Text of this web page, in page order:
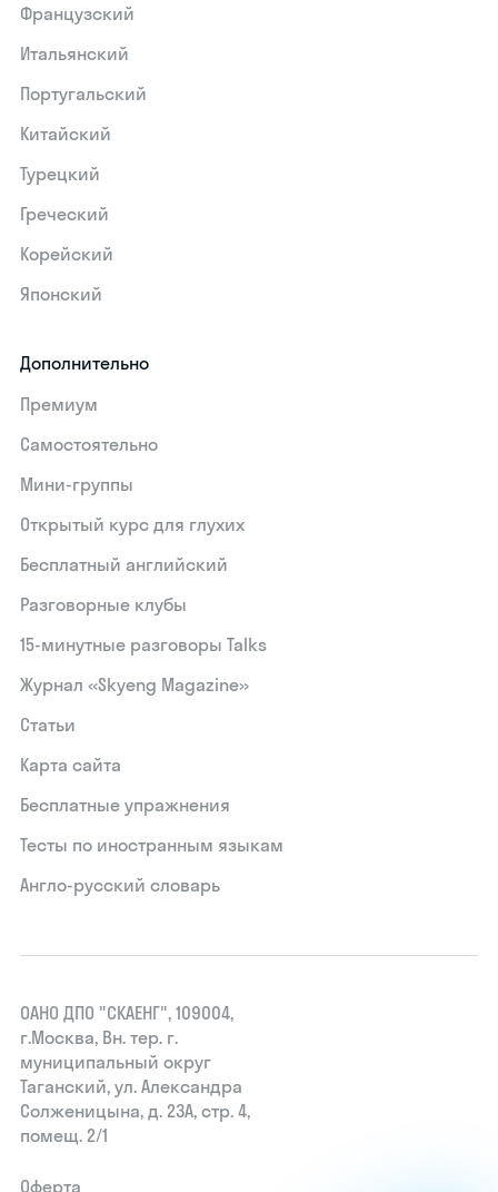
Французский
Итальянский
Португальский
Китайский
Турецкий
Греческий
Корейский
Японский
Дополнительно
Премиум
Самостоятельно
Мини-группы
Открытый курс для глухих
Бесплатный английский
Разговорные клубы
15‑минутные разговоры Talks
Журнал «Skyeng Magazine»
Статьи
Карта сайта
Бесплатные упражнения
Тесты по иностранным языкам
Англо-русский словарь
ОАНО ДПО "СКАЕНГ", 109004,
г.Москва, Вн. тер. г.
муниципальный округ
Таганский, ул. Александра
Солженицына, д. 23А, стр. 4,
помещ. 2/1
Оферта